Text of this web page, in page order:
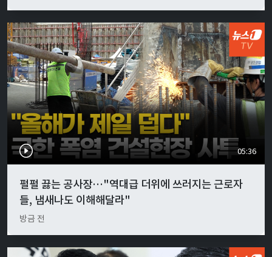
05:36
펄펄 끓는 공사장…"역대급 더위에 쓰러지는 근로자
들, 냄새나도 이해해달라"
방금 전